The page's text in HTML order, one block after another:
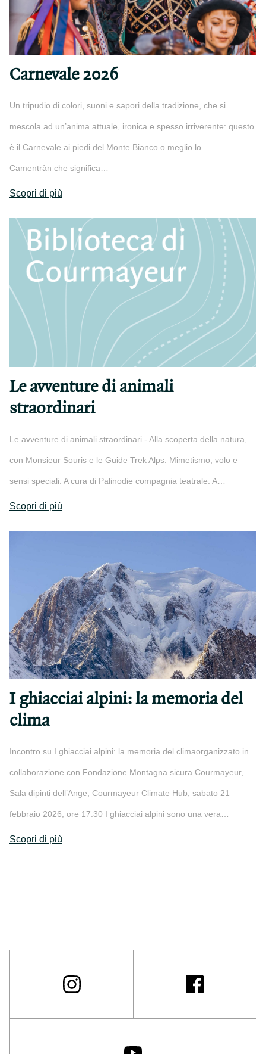
Carnevale 2026
Un tripudio di colori, suoni e sapori della tradizione, che si
mescola ad un’anima attuale, ironica e spesso irriverente: questo
è il Carnevale ai piedi del Monte Bianco o meglio lo
Camentràn che significa…
Scopri di più
Le avventure di animali
straordinari
Le avventure di animali straordinari - Alla scoperta della natura,
con Monsieur Souris e le Guide Trek Alps. Mimetismo, volo e
sensi speciali. A cura di Palinodie compagnia teatrale. A…
Scopri di più
I ghiacciai alpini: la memoria del
clima
Incontro su I ghiacciai alpini: la memoria del climaorganizzato in
collaborazione con Fondazione Montagna sicura Courmayeur,
Sala dipinti dell’Ange, Courmayeur Climate Hub, sabato 21
febbraio 2026, ore 17.30 I ghiacciai alpini sono una vera…
Scopri di più